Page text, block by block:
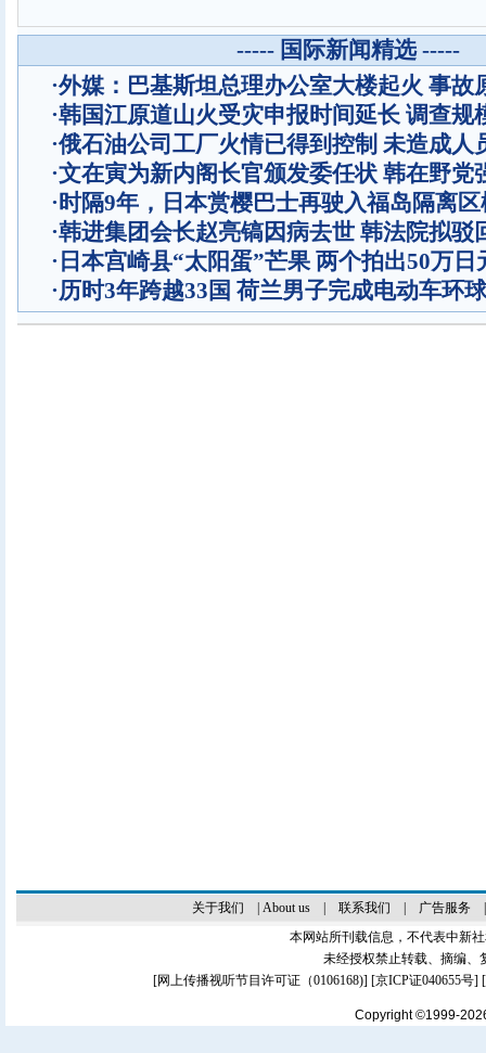
----- 国际新闻精选 -----
·外媒：巴基斯坦总理办公室大楼起火 事故
·韩国江原道山火受灾申报时间延长 调查规
·俄石油公司工厂火情已得到控制 未造成人
·文在寅为新内阁长官颁发委任状 韩在野党
·时隔9年，日本赏樱巴士再驶入福岛隔离
·韩进集团会长赵亮镐因病去世 韩法院拟驳
· 日本宫崎县“太阳蛋”芒果 两个拍出50万日
·历时3年跨越33国 荷兰男子完成电动车环
关于我们 About us| 联系我们 广告服务
本网站所刊载信息，不代表中新
未经授权禁止转载、摘编、
[网上传播视听节目许可证（0106168)] [京ICP证040655号]
Copyright ©1999-